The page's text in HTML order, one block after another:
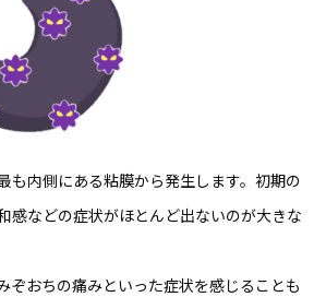
も内側にある粘膜から発生します。初期の
感などの症状がほとんど出ないのが大きな
ぞおちの痛みといった症状を感じることも